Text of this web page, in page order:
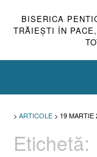
BISERICA
TRĂIEŞTI ÎN
> ARTICOLE > 19 MARTIE
Etichetă: